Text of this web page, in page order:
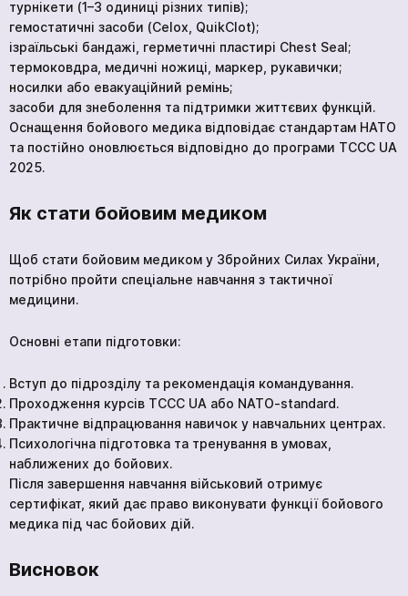
турнікети (1–3 одиниці різних типів);
гемостатичні засоби (Celox, QuikClot);
ізраїльські бандажі, герметичні пластирі Chest Seal;
термоковдра, медичні ножиці, маркер, рукавички;
носилки або евакуаційний ремінь;
засоби для знеболення та підтримки життєвих функцій.
Оснащення бойового медика відповідає стандартам НАТО
та постійно оновлюється відповідно до програми TCCC UA
2025.
Як стати бойовим медиком
Щоб стати бойовим медиком у Збройних Силах України,
потрібно пройти спеціальне навчання з тактичної
медицини.
Основні етапи підготовки:
Вступ до підрозділу та рекомендація командування.
Проходження курсів TCCC UA або NATO-standard.
Практичне відпрацювання навичок у навчальних центрах.
Психологічна підготовка та тренування в умовах,
наближених до бойових.
Після завершення навчання військовий отримує
сертифікат, який дає право виконувати функції бойового
медика під час бойових дій.
Висновок
Курс «Stop the Bleed»
Ми в соціальних мережах
Ваша заявка прийнята
Очікуйте на дзвінок. З вами зв’яжуться наші
спеціалісти!
Продовжити перегляд